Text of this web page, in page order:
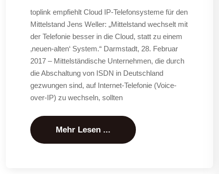
toplink empfiehlt Cloud IP-Telefonsysteme für den
Mittelstand Jens Weller: „Mittelstand wechselt mit
der Telefonie besser in die Cloud, statt zu einem
‚neuen-alten‘ System.“ Darmstadt, 28. Februar
2017 – Mittelständische Unternehmen, die durch
die Abschaltung von ISDN in Deutschland
gezwungen sind, auf Internet-Telefonie (Voice-
over-IP) zu wechseln, sollten
Mehr Lesen ...